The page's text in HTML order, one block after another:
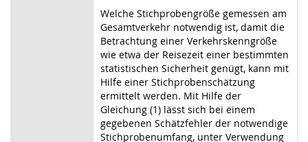
Welche Stichprobengröße gemessen am
Gesamtverkehr notwendig ist, damit die
Betrachtung einer Verkehrskenngröße
wie etwa der Reisezeit einer bestimmten
statistischen Sicherheit genügt, kann mit
Hilfe einer Stichprobenschätzung
ermittelt werden. Mit Hilfe der
Gleichung (1) lässt sich bei einem
gegebenen Schätzfehler der notwendige
Stichprobenumfang, unter Verwendung